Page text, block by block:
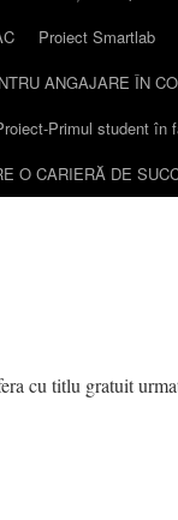
Proiect Smartlab
ANGAJARE ÎN
Primul student în
O CARIERĂ DE
cu titlu gratuit